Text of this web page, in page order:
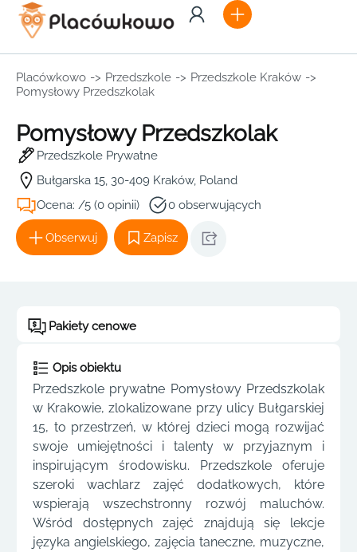
Placówkowo -> Przedszkole -> Przedszkole Kraków ->
Pomysłowy Przedszkolak
Pomysłowy Przedszkolak
Przedszkole Prywatne
Bułgarska 15, 30-409 Kraków, Poland
Ocena: /5 (0 opinii)
0 obserwujących
Obserwuj Zapisz
Pakiety cenowe
Opis obiektu
Przedszkole prywatne Pomysłowy Przedszkolak
w Krakowie, zlokalizowane przy ulicy Bułgarskiej
15, to przestrzeń, w której dzieci mogą rozwijać
swoje umiejętności i talenty w przyjaznym i
inspirującym środowisku. Przedszkole oferuje
szeroki wachlarz zajęć dodatkowych, które
wspierają wszechstronny rozwój maluchów.
Wśród dostępnych zajęć znajdują się lekcje
języka angielskiego, zajęcia taneczne, muzyczne,